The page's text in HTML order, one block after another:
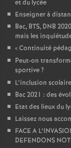
et du lycée
Enseigner à
Bac, BTS, DNB
mais les
«Continuité
Peut-on
sportive?
L’inclusion
Bac 2021 : des
Etat des lieux du
Laissez nous
FACE A
DEFENDONS